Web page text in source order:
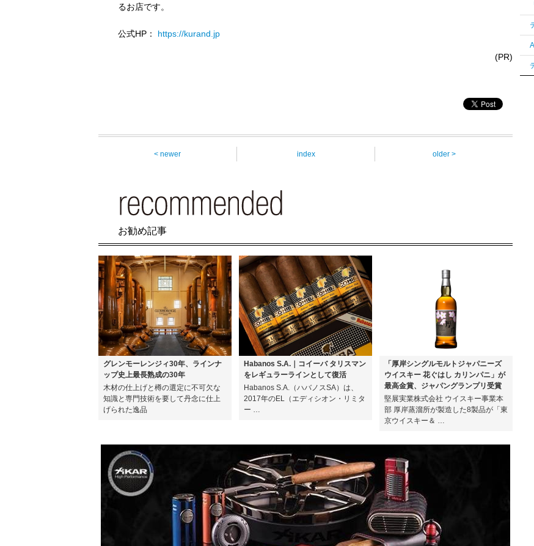
るお店です。
公式HP： https://kurand.jp
(PR)
< newer index older >
お勧め記事
グレンモーレンジィ30年、ラインナ
ップ史上最長熟成の30年
木材の仕上げと樽の選定に不可欠な
知識と専門技術を要して丹念に仕上
げられた逸品
Habanos S.A.｜コイーバ タリスマン
をレギュラーラインとして復活
Habanos S.A.（ハバノスSA）は、
2017年のEL（エディシオン・リミタ
ー …
「厚岸シングルモルトジャパニーズ
ウイスキー 花ぐはし カリンパニ」が
最高金賞、ジャパングランプリ受賞
堅展実業株式会社 ウイスキー事業本
部 厚岸蒸溜所が製造した8製品が「東
京ウイスキー＆ …